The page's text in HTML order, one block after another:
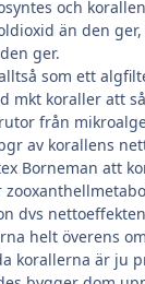
och
än den
ger.
som ett
mkt koraller att
från
av korallens
Borneman att
dvs
helt överens
korallerna är ju